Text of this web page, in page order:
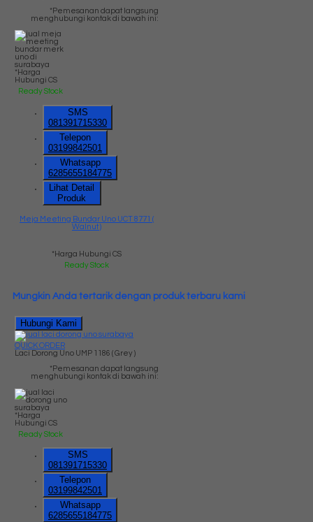
*Pemesanan dapat langsung
menghubungi kontak di bawah ini:
*Harga
Hubungi CS
Ready Stock
SMS
081391715330
Telepon
03199842501
Whatsapp
6285655184775
Lihat Detail
Produk
Meja Meeting Bundar Uno UCT 8771 (
Walnut )
*Harga Hubungi CS
Ready Stock
Mungkin Anda tertarik dengan produk terbaru kami
Hubungi Kami
QUICK ORDER
Laci Dorong Uno UMP 1186 ( Grey )
*Pemesanan dapat langsung
menghubungi kontak di bawah ini:
*Harga
Hubungi CS
Ready Stock
SMS
081391715330
Telepon
03199842501
Whatsapp
6285655184775